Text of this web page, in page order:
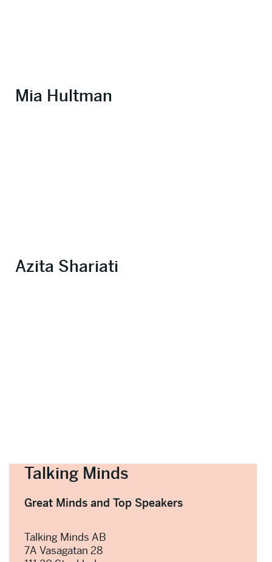
Mia Hultman
Azita Shariati
Talking Minds
Great Minds and Top Speakers
Talking Minds AB
7A Vasagatan 28